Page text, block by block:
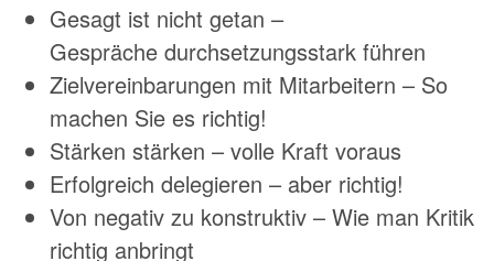
Gesagt ist nicht getan –
Gespräche durchsetzungsstark führen
Zielvereinbarungen mit Mitarbeitern – So
machen Sie es richtig!
Stärken stärken – volle Kraft voraus
Erfolgreich delegieren – aber richtig!
Von negativ zu konstruktiv – Wie man Kritik
richtig anbringt